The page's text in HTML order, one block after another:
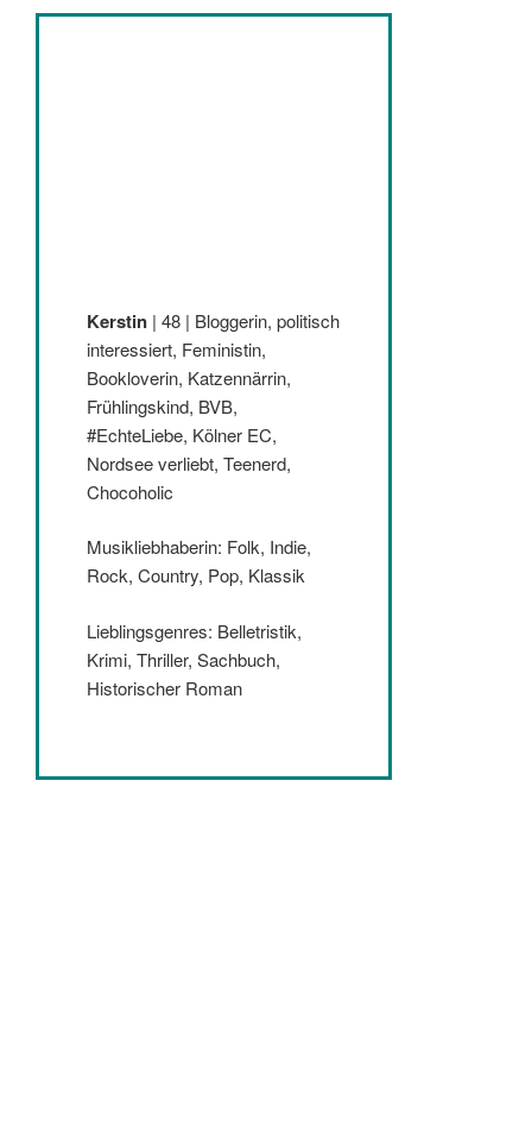
Kerstin | 48 | Bloggerin, politisch
interessiert, Feministin,
Bookloverin, Katzennärrin,
Frühlingskind, BVB,
#EchteLiebe, Kölner EC,
Nordsee verliebt, Teenerd,
Chocoholic
Musikliebhaberin: Folk, Indie,
Rock, Country, Pop, Klassik
Lieblingsgenres: Belletristik,
Krimi, Thriller, Sachbuch,
Historischer Roman